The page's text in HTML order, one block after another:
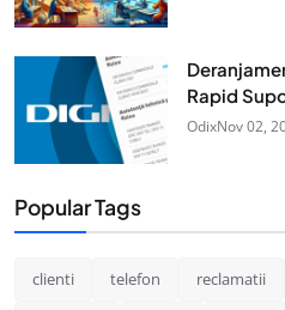
Rapid
OdixNov 02,
Popular Tags
clienti telefon reclamatii